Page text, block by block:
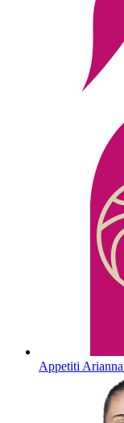
AppetitiArianna